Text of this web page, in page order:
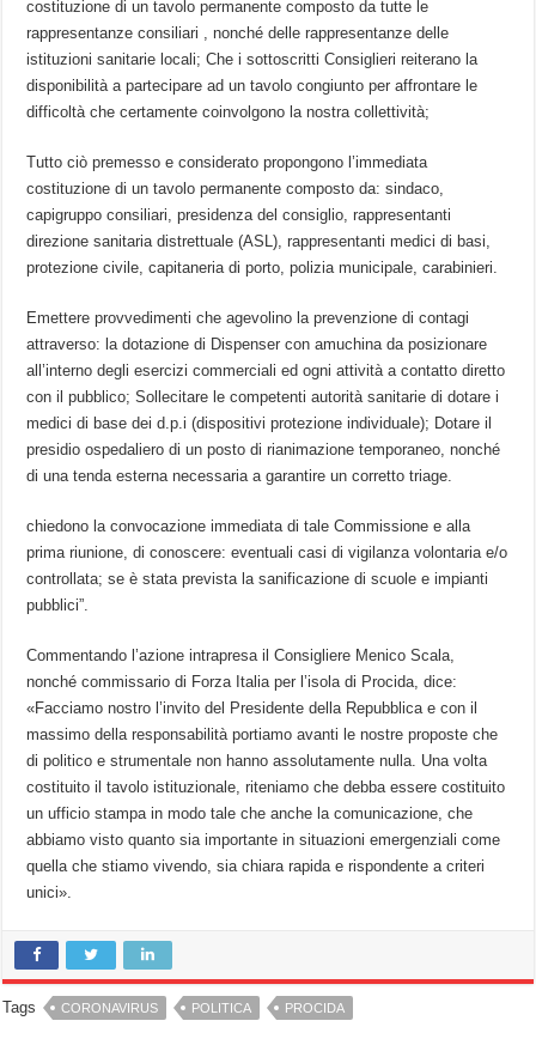
costituzione di un tavolo permanente composto da tutte le
rappresentanze consiliari , nonché delle rappresentanze delle
istituzioni sanitarie locali; Che i sottoscritti Consiglieri reiterano la
disponibilità a partecipare ad un tavolo congiunto per affrontare le
difficoltà che certamente coinvolgono la nostra collettività;
Tutto ciò premesso e considerato propongono l’immediata
costituzione di un tavolo permanente composto da: sindaco,
capigruppo consiliari, presidenza del consiglio, rappresentanti
direzione sanitaria distrettuale​ (ASL), rappresentanti medici di basi,
protezione civile, capitaneria di porto, polizia municipale, carabinieri.
Emettere provvedimenti che agevolino la prevenzione di contagi
attraverso: la dotazione di Dispenser con amuchina da posizionare
all’interno degli esercizi commerciali ed ogni attività a contatto diretto
con il pubblico; Sollecitare le competenti autorità sanitarie di dotare i
medici di base dei d.p.i (dispositivi​ protezione individuale); Dotare il
presidio ospedaliero di un posto di rianimazione temporaneo, nonché
di una tenda esterna necessaria a garantire un corretto triage.
chiedono la convocazione immediata di tale Commissione e alla
prima riunione, di conoscere: eventuali casi di vigilanza volontaria e/o
controllata; se è stata prevista la sanificazione di scuole e impianti
pubblici”.
Commentando l’azione intrapresa il Consigliere Menico Scala,
nonché commissario di Forza Italia per l’isola di Procida, dice:
«Facciamo nostro l’invito del Presidente della Repubblica e con il
massimo della responsabilità portiamo avanti le nostre proposte che
di politico e strumentale non hanno assolutamente nulla. Una volta
costituito il tavolo istituzionale, riteniamo che debba essere costituito
un ufficio stampa in modo tale che anche la comunicazione, che
abbiamo visto quanto sia importante in situazioni emergenziali come
quella che stiamo vivendo, sia chiara rapida e rispondente a criteri
unici».
Tags CORONAVIRUS POLITICA PROCIDA